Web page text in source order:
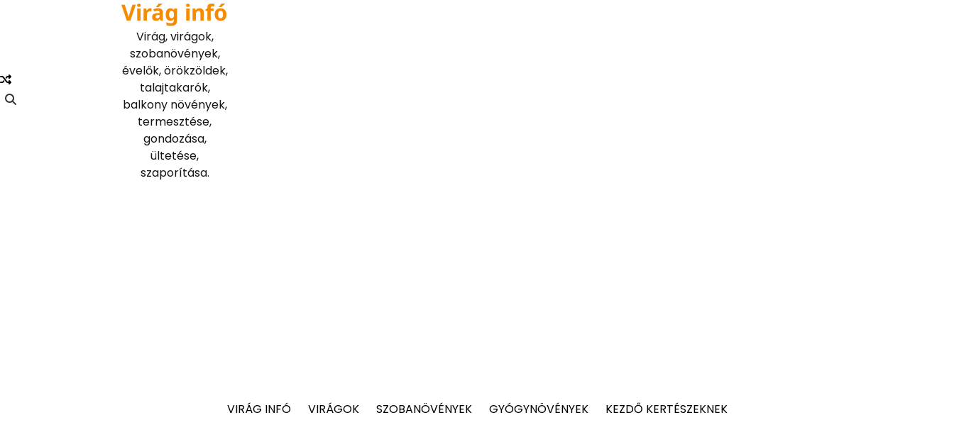
Virág infó
Virág, virágok,
szobanövények,
évelők, örökzöldek,
talajtakarók,
balkony növények,
termesztése,
gondozása,
ültetése,
szaporítása.
VIRÁG INFÓ VIRÁGOK SZOBANÖVÉNYEK GYÓGYNÖVÉNYEK KEZDŐ KERTÉSZEKNEK